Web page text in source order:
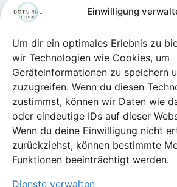
Einwilligung
Um dir ein optimales Erlebnis zu
wir Technologien wie Cookies, um
Geräteinformationen zu speichern
zuzugreifen. Wenn du diesen
zustimmst, können wir Daten wie
oder eindeutige IDs auf dieser
Wenn du deine Einwilligung nicht
zurückziehst, können bestimmte
Funktionen beeinträchtigt werden.
Dienste verwalten
neue
Strategien
2026
Tanja Täuschel
April 27, 2026